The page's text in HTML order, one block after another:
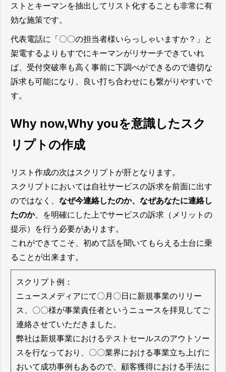
ストとキーマンを抽出してリスト化することも非常に有
効な施策です。
代表電話に「〇〇の担当者様いらっしゃいますか？」と
架電するよりもすでにキーマンがリサーチできていれ
ば、受付突破率も高く事前に下調べができるので適切な
訴求も可能になり、良い打ち合わせにも繋がりやすいで
す。
Why now,Why youを意識したスク
リプトの作成
リスト作成の次はスクリプトが肝となります。
スクリプトにおいては自社サービスの訴求を前面に出す
のではなく、 なぜ今連絡したのか、なぜあなたに連絡し
たのか、を明確にした上でサービスの訴求（メリットの
提示）を行う必要があります。
これができてこそ、初めて話を聞いてもらえる土台に乗
ることが出来ます。
スクリプト例：
ニュースメディアにて〇月〇日に新規事業のリリー
ス、〇〇様が事業責任者というニュースを拝見してご
連絡させていただきました。
弊社は新規事業におけるテストセールスのアウトソー
スを行なっており、〇〇業界における事業立ち上げに
おいて成功事例もあるので、顧客獲得における手法に